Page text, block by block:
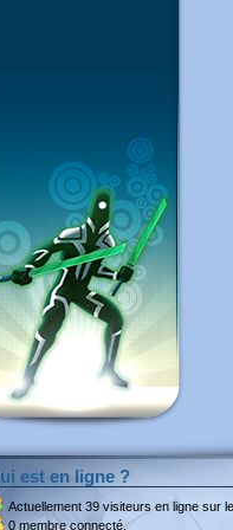
Qui est en ligne ?
Actuellement 39 visiteurs en ligne sur
0 membre connecté.